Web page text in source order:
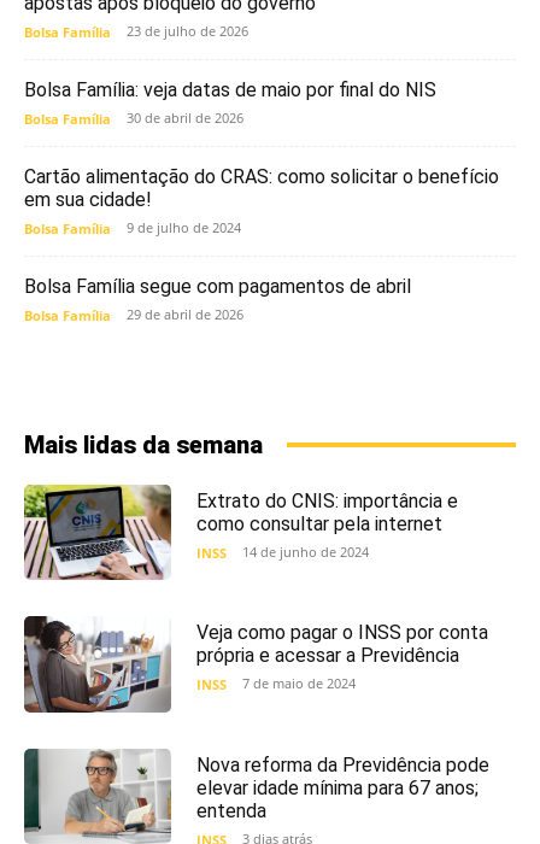
Bolsa Família 23 de julho de 2026
Bolsa Família: veja datas de maio por final do NIS
Bolsa Família 30 de abril de 2026
Cartão alimentação do CRAS: como solicitar o benefício
em sua cidade!
Bolsa Família 9 de julho de 2024
Bolsa Família segue com pagamentos de abril
Bolsa Família 29 de abril de 2026
Mais lidas da semana
Extrato do CNIS: importância e
como consultar pela internet
INSS 14 de junho de 2024
Veja como pagar o INSS por conta
própria e acessar a Previdência
INSS 7 de maio de 2024
Nova reforma da Previdência pode
elevar idade mínima para 67 anos;
entenda
INSS 3 dias atrás